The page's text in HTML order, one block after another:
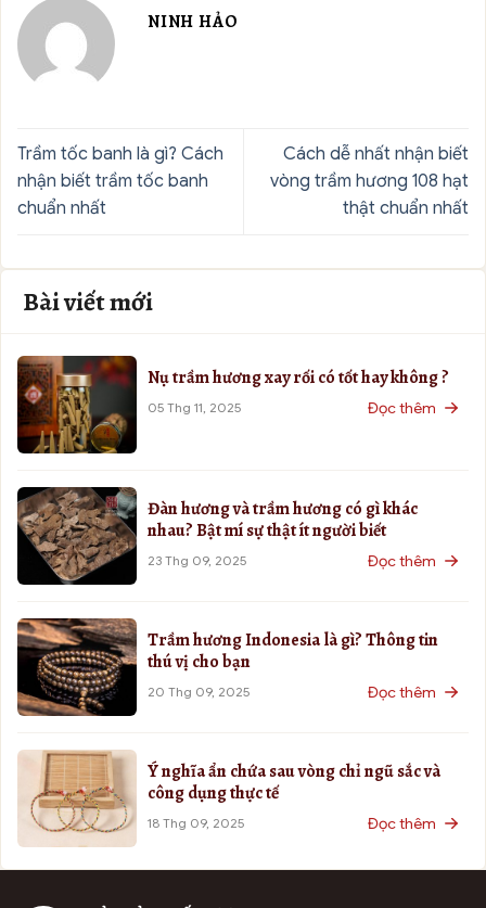
NINH HẢO
Trầm tốc banh là gì? Cách
nhận biết trầm tốc banh
chuẩn nhất
Cách dễ nhất nhận biết
vòng trầm hương 108 hạt
thật chuẩn nhất
Bài viết mới
Nụ trầm hương xay rối có tốt hay không ?
05 Thg 11, 2025 Đọc thêm
Đàn hương và trầm hương có gì khác
nhau? Bật mí sự thật ít người biết
23 Thg 09, 2025 Đọc thêm
Trầm hương Indonesia là gì? Thông tin
thú vị cho bạn
20 Thg 09, 2025 Đọc thêm
Ý nghĩa ẩn chứa sau vòng chỉ ngũ sắc và
công dụng thực tế
18 Thg 09, 2025 Đọc thêm